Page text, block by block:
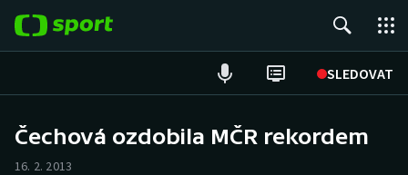
SLEDOVAT
ME v plavání
Čechová ozdobila MČR rekordem
16. 2. 2013